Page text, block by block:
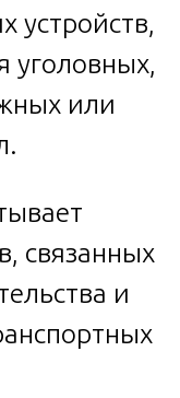
устройств,
уголовных,
или
связанных
и